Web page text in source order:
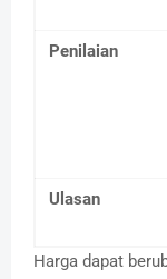
Penilaian
Ulasan
Harga dapat